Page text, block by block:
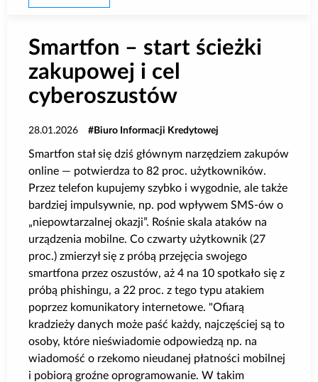
Smartfon – start ścieżki
zakupowej i cel
cyberoszustów
28.01.2026 Biuro Informacji Kredytowej
Smartfon stał się dziś głównym narzędziem zakupów
online — potwierdza to 82 proc. użytkowników.
Przez telefon kupujemy szybko i wygodnie, ale także
bardziej impulsywnie, np. pod wpływem SMS‑ów o
„niepowtarzalnej okazji”. Rośnie skala ataków na
urządzenia mobilne. Co czwarty użytkownik (27
proc.) zmierzył się z próbą przejęcia swojego
smartfona przez oszustów, aż 4 na 10 spotkało się z
próbą phishingu, a 22 proc. z tego typu atakiem
poprzez komunikatory internetowe. "Ofiarą
kradzieży danych może paść każdy, najczęściej są to
osoby, które nieświadomie odpowiedzą np. na
wiadomość o rzekomo nieudanej płatności mobilnej
i pobiorą groźne oprogramowanie. W takim